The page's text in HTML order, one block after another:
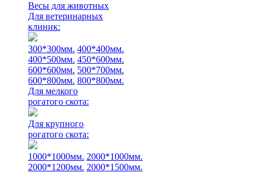
Весы для животных
Для ветеринарных
клиник:
300*300мм. 400*400мм.
400*500мм. 450*600мм.
600*600мм. 500*700мм.
600*800мм. 800*800мм.
Для мелкого
рогатого скота:
Для крупного
рогатого скота:
1000*1000мм. 2000*1000мм.
2000*1200мм. 2000*1500мм.